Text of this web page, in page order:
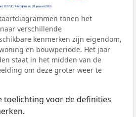
tonen het
verschillende
kenmerken zijn eigendom,
en bouwperiode. Het jaar
staat in het midden van de
om deze groter weer te
toelichting voor de definities